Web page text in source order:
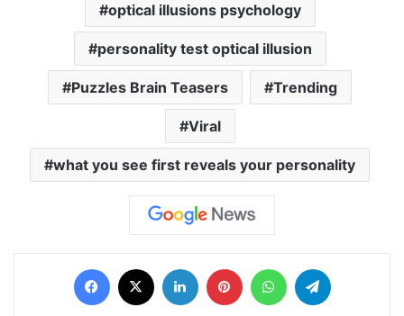
optical illusions psychology
personality test optical illusion
Puzzles Brain Teasers Trending
Viral
what you see first reveals your personality
Facebook LinkedIn PinterestWhatsApp